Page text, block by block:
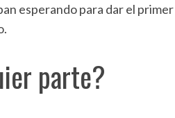
esperando para dar el primer
parte?